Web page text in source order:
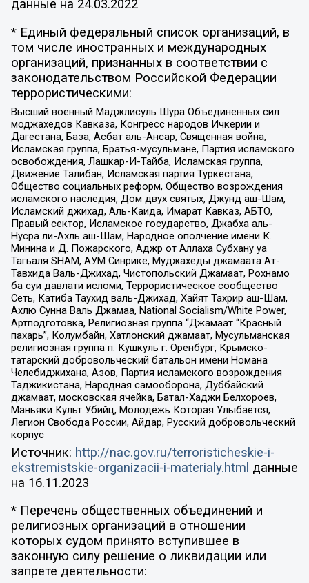
данные на 24.03.2022
* Единый федеральный список организаций, в
том числе иностранных и международных
организаций, признанных в соответствии с
законодательством Российской Федерации
террористическими:
Высший военный Маджлисуль Шура Объединенных сил
моджахедов Кавказа, Конгресс народов Ичкерии и
Дагестана, База, Асбат аль-Ансар, Священная война,
Исламская группа, Братья-мусульмане, Партия исламского
освобождения, Лашкар-И-Тайба, Исламская группа,
Движение Талибан, Исламская партия Туркестана,
Общество социальных реформ, Общество возрождения
исламского наследия, Дом двух святых, Джунд аш-Шам,
Исламский джихад, Аль-Каида, Имарат Кавказ, АБТО,
Правый сектор, Исламское государство, Джабха аль-
Нусра ли-Ахль аш-Шам, Народное ополчение имени К.
Минина и Д. Пожарского, Аджр от Аллаха Субхану уа
Тагьаля SHAM, АУМ Синрике, Муджахеды джамаата Ат-
Тавхида Валь-Джихад, Чистопольский Джамаат, Рохнамо
ба суи давлати исломи, Террористическое сообщество
Сеть, Катиба Таухид валь-Джихад, Хайят Тахрир аш-Шам,
Ахлю Сунна Валь Джамаа, National Socialism/White Power,
Артподготовка, Религиозная группа “Джамаат “Красный
пахарь”, Колумбайн, Хатлонский джамаат, Мусульманская
религиозная группа п. Кушкуль г. Оренбург, Крымско-
татарский добровольческий батальон имени Номана
Челебиджихана, Азов, Партия исламского возрождения
Таджикистана, Народная самооборона, Дуббайский
джамаат, московская ячейка, Батал-Хаджи Белхороев,
Маньяки Культ Убийц, Молодёжь Которая Улыбается,
Легион Свобода России, Айдар, Русский добровольческий
корпус
Источник: http://nac.gov.ru/terroristicheskie-i-
ekstremistskie-organizacii-i-materialy.html данные
на 16.11.2023
* Перечень общественных объединений и
религиозных организаций в отношении
которых судом принято вступившее в
законную силу решение о ликвидации или
запрете деятельности: